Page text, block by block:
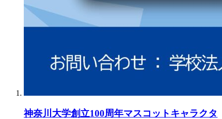
神奈川大学創立100周年マスコットキャラクタ